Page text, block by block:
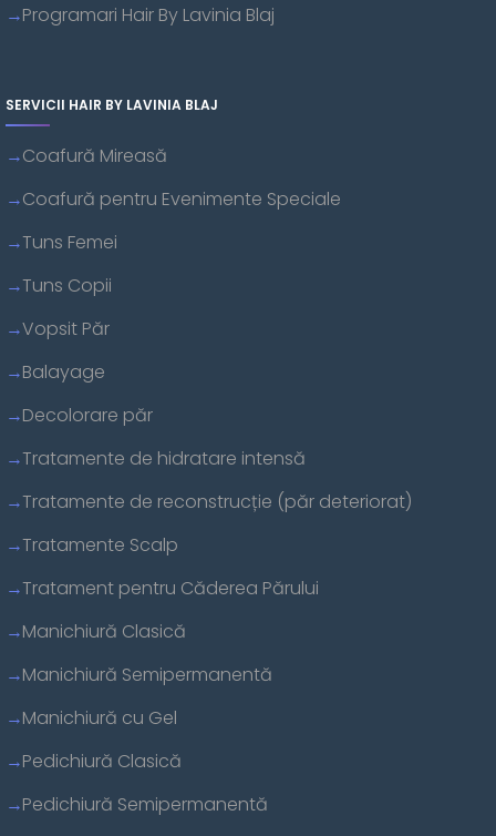
Programari Hair By Lavinia Blaj
SERVICII HAIR BY LAVINIA BLAJ
Coafură Mireasă
Coafură pentru Evenimente Speciale
Tuns Femei
Tuns Copii
Vopsit Păr
Balayage
Decolorare păr
Tratamente de hidratare intensă
Tratamente de reconstrucție (păr deteriorat)
Tratamente Scalp
Tratament pentru Căderea Părului
Manichiură Clasică
Manichiură Semipermanentă
Manichiură cu Gel
Pedichiură Clasică
Pedichiură Semipermanentă